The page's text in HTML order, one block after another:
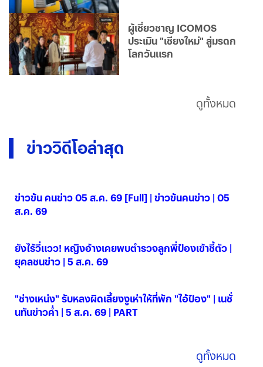
ผู้เชี่ยวชาญ ICOMOS
ประเมิน "เชียงใหม่" สู่มรดก
โลกวันแรก
ดูทั้งหมด
ข่าววิดีโอล่าสุด
ข่าวข้น คนข่าว 05 ส.ค. 69 [Full] | ข่าวข้นคนข่าว | 05
ส.ค. 69
ยังไร้วี่แวว! หญิงอ้างเคยพบตำรวจลูกพี่ป๋องเข้าชี้ตัว |
ยุคลชนข่าว | 5 ส.ค. 69
"ช่างเหน่ง" รับหลงผิดเลี้ยงงูเห่าให้ที่พัก "ไอ้ป๋อง" | เนชั่
นทันข่าวค่ำ | 5 ส.ค. 69 | PART
ดูทั้งหมด